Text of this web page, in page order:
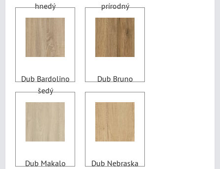
hnedý
prírodný
Dub Bardolino
šedý
Dub Bruno
Dub Makalo
Dub Nebraska